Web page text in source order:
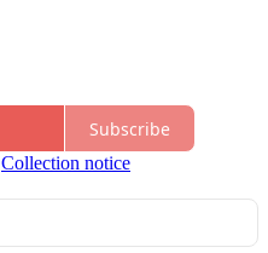
Subscribe
Collection notice